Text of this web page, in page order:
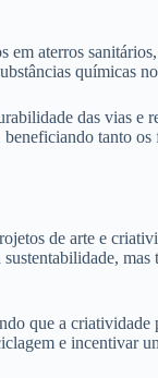
em aterros
químicas
das vias e
tanto os
de arte e
mas
que a criatividade
e incentivar